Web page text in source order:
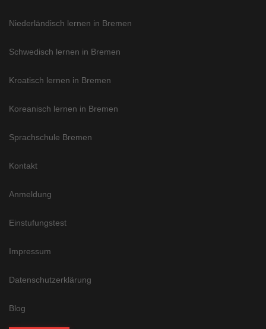
Niederländisch lernen in Bremen
Schwedisch lernen in Bremen
Kroatisch lernen in Bremen
Koreanisch lernen in Bremen
Sprachschule Bremen
Kontakt
Anmeldung
Einstufungstest
Impressum
Datenschutzerklärung
Blog